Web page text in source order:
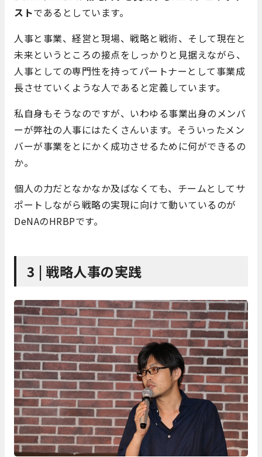
ストであるとしています。
人事と事業、経営と現場、戦略と戦術、そして現在と
未来というところの接点をしっかりと見据えながら、
人事としての専門性を持ってパートナーとして事業成
長させていくような人であると定義しています。
私自身もそうなのですが、いわゆる事業出身のメンバ
ーが弊社の人事にはたくさんいます。そういったメン
バーが事業をとにかく成功させるために何ができるの
か。
個人の力だとなかなか及ばなくても、チームとしてサ
ポートしながら戦略の実現に向けて動いているのが
DeNAのHRBPです。
3 | 戦略人事の実践